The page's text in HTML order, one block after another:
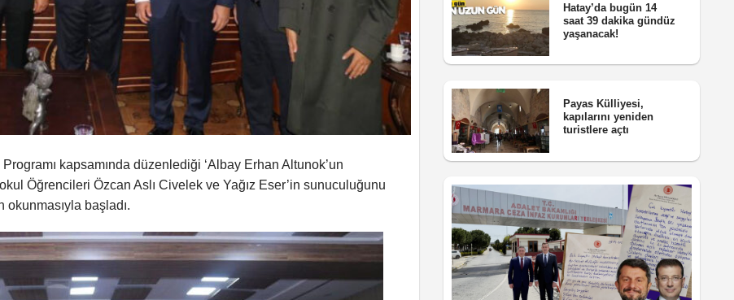
kapsamında düzenlediği ‘Albay Erhan Altunok’un
Öğrencileri Özcan Aslı Civelek ve Yağız Eser’in sunuculuğunu
okunmasıyla başladı.
Hatay’da bugün 14
saat 39 dakika gündüz
yaşanacak!
Payas Külliyesi,
kapılarını yeniden
turistlere açtı